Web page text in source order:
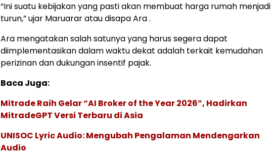
“Ini suatu kebijakan yang pasti akan membuat harga rumah menjadi
turun,” ujar Maruarar atau disapa Ara .
Ara mengatakan salah satunya yang harus segera dapat
diimplementasikan dalam waktu dekat adalah terkait kemudahan
perizinan dan dukungan insentif pajak.
Baca Juga:
Mitrade Raih Gelar “AI Broker of the Year 2026”, Hadirkan
MitradeGPT Versi Terbaru di Asia
UNISOC Lyric Audio: Mengubah Pengalaman Mendengarkan
Audio